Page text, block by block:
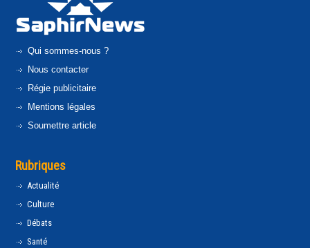
Qui sommes-nous ?
Nous contacter
Régie publicitaire
Mentions légales
Soumettre article
Rubriques
Actualité
Culture
Débats
Santé